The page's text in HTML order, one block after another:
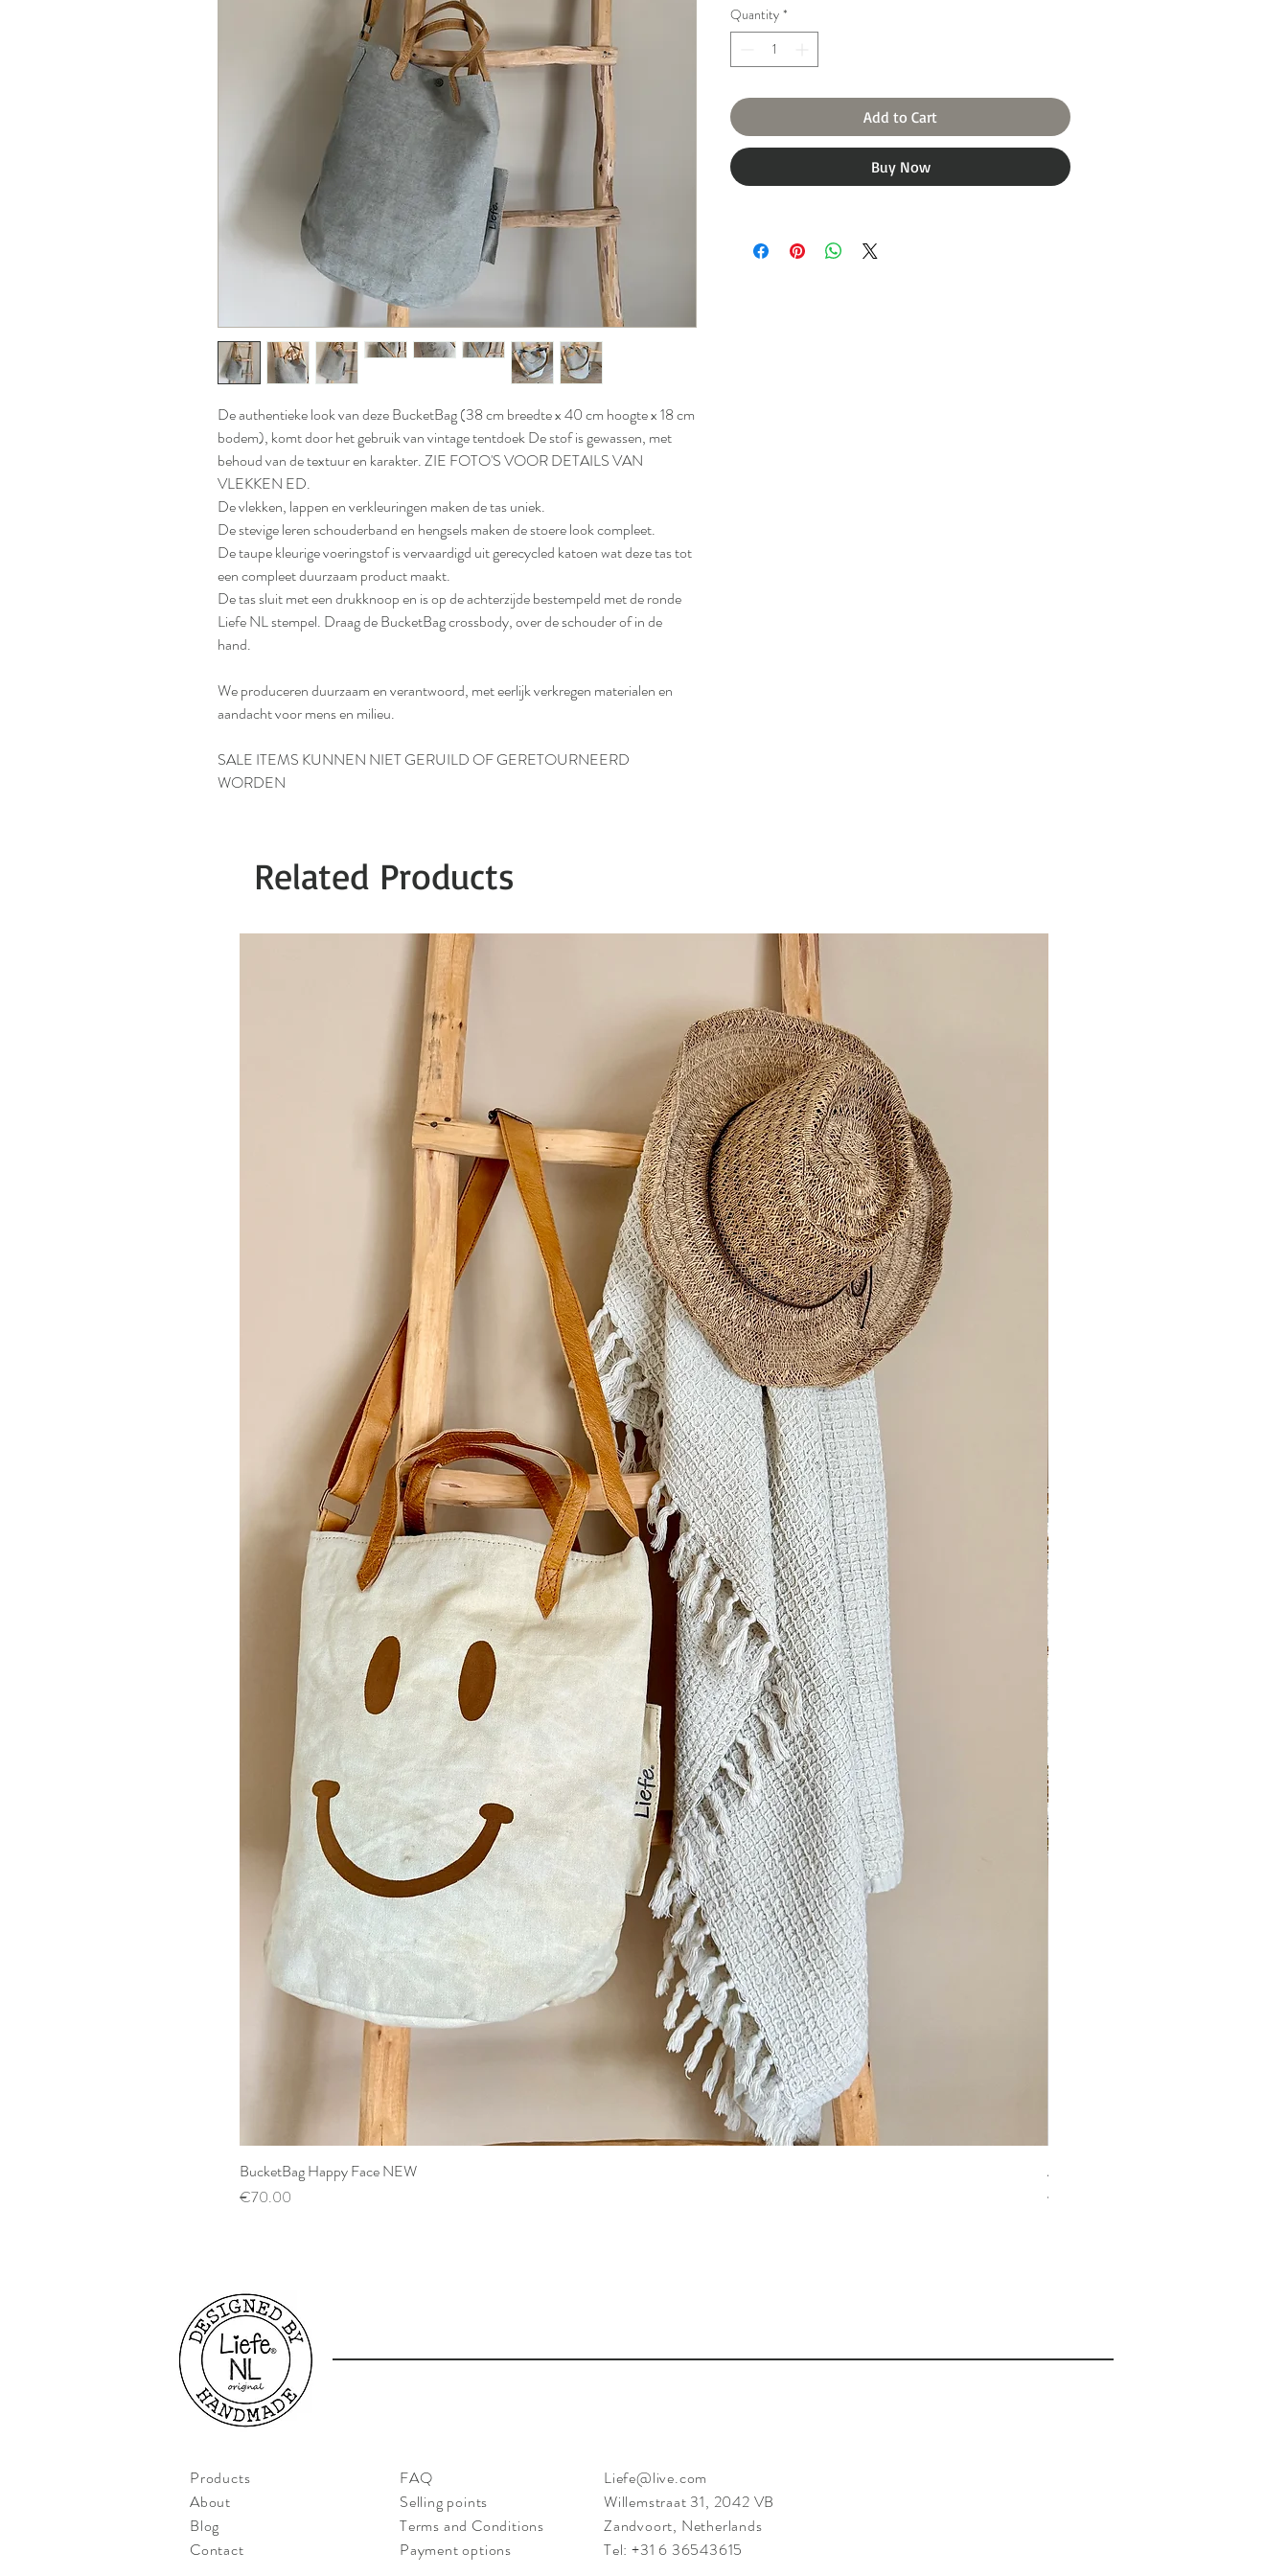
De authentieke look van deze BucketBag (38 cm breedte x 40 cm hoogte x 18 cm
bodem), komt door het gebruik van vintage tentdoek De stof is gewassen, met
behoud van de textuur en karakter. ZIE FOTO'S VOOR DETAILS VAN
VLEKKEN ED.
De vlekken, lappen en verkleuringen maken de tas uniek.
De stevige leren schouderband en hengsels maken de stoere look compleet.
De taupe kleurige voeringstof is vervaardigd uit gerecycled katoen wat deze tas tot
een compleet duurzaam product maakt.
De tas sluit met een drukknoop en is op de achterzijde bestempeld met de ronde
Liefe NL stempel. Draag de BucketBag crossbody, over de schouder of in de
hand.
We produceren duurzaam en verantwoord, met eerlijk verkregen materialen en
aandacht voor mens en milieu.
SALE ITEMS KUNNEN NIET GERUILD OF GERETOURNEERD
WORDEN
Quantity *
Add to Cart
Buy Now
Related Products
BucketBag Happy Face NEW
Price
€70.00
Aztek Yoga-/SportsBag - NIEUW
Price
€80.00
Products
About
Blog
Contact
FAQ
Selling points
Terms and Conditions
Payment options
Liefe@live.com
Willemstraat 31, 2042 VB
Zandvoort, Netherlands
Tel: +31 6 36543615